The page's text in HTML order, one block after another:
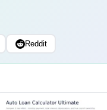
Reddit